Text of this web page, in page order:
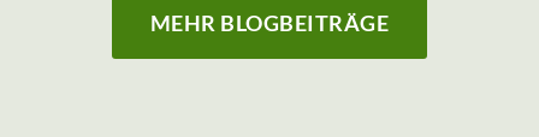
U
D
MEHR BLOGBEITRÄGE